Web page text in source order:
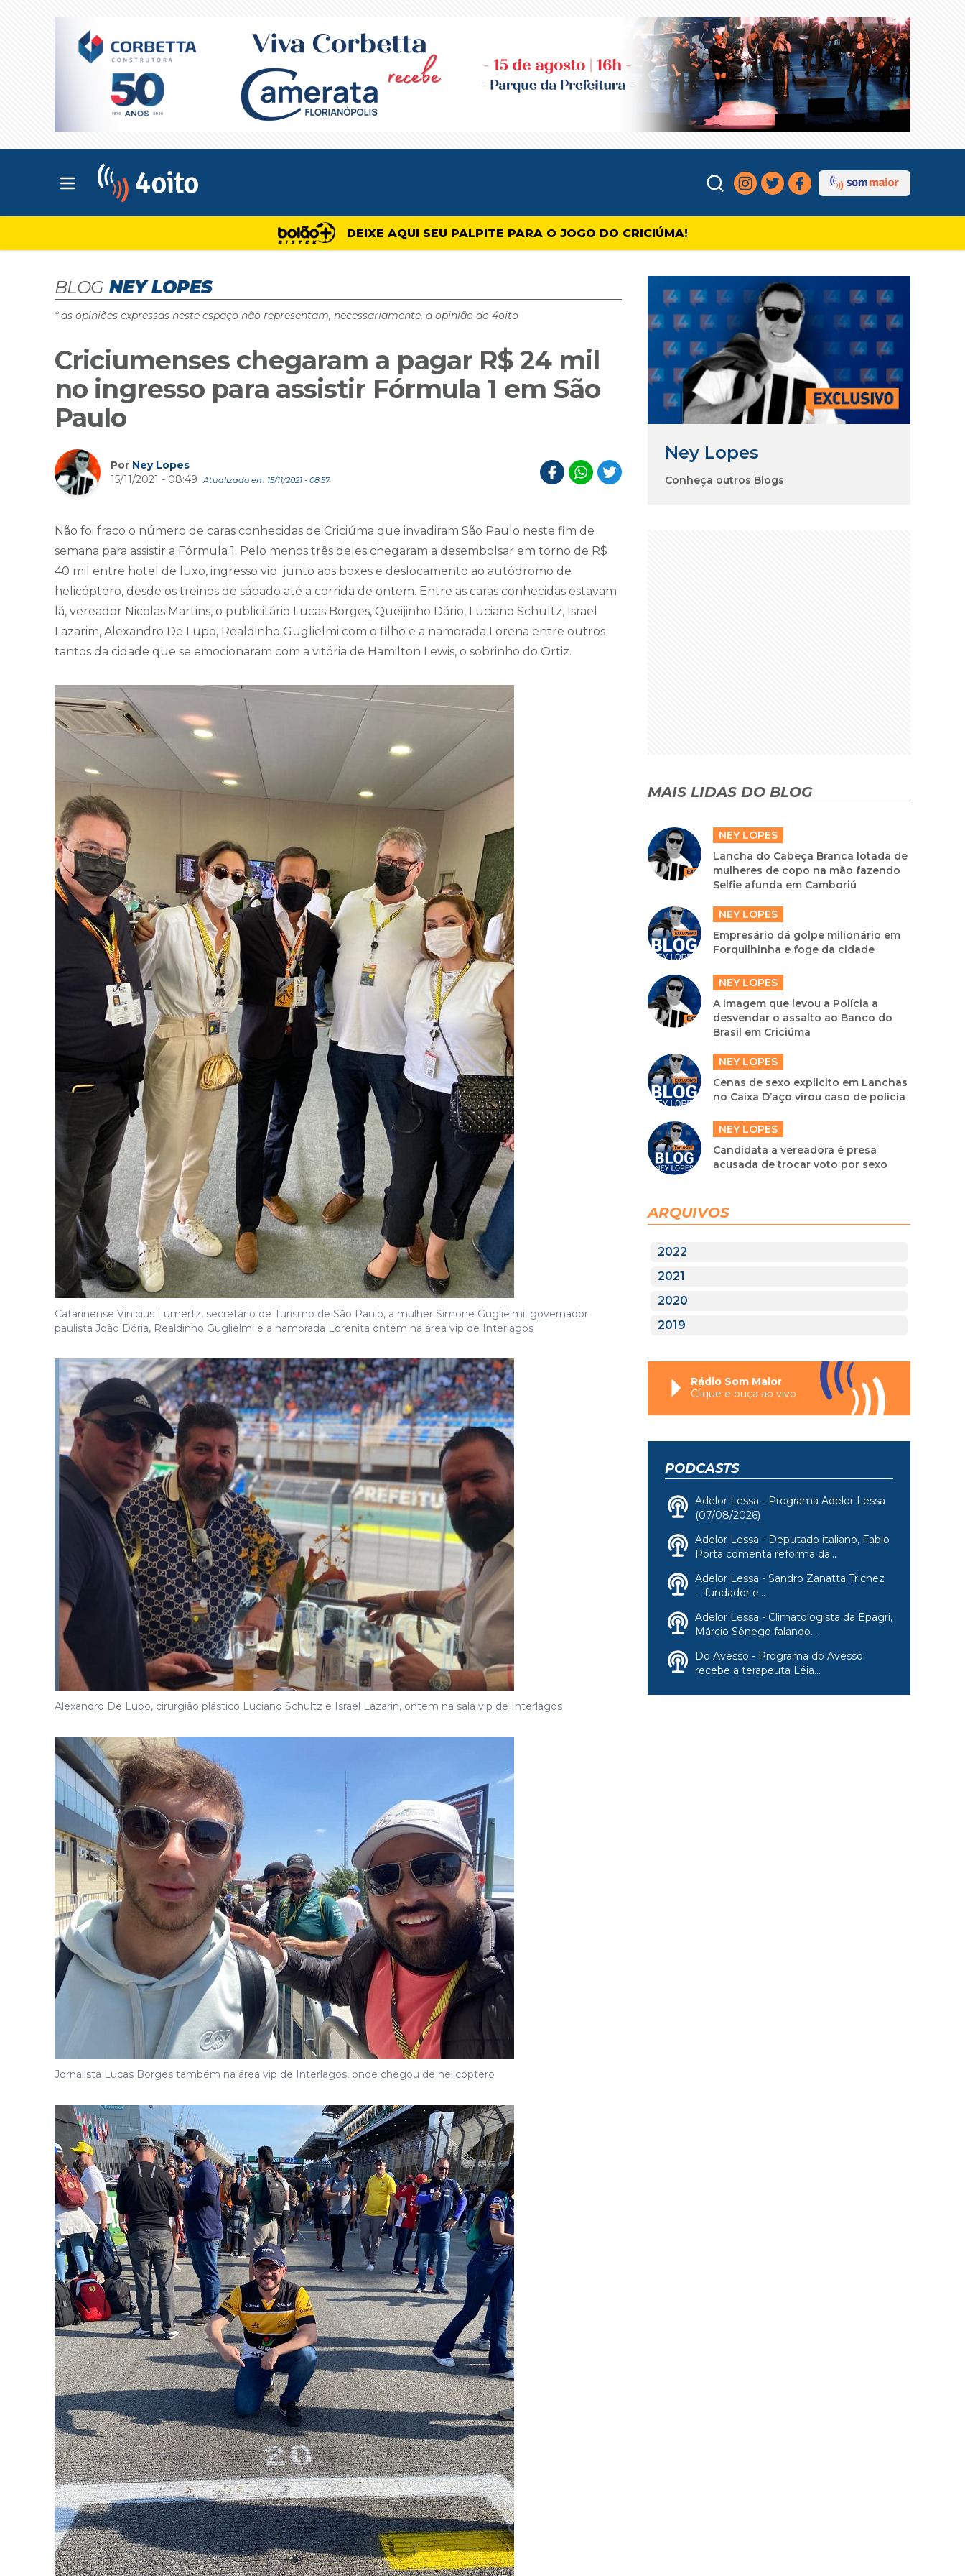
Abrir menu principal
DEIXE AQUI SEU PALPITE PARA O JOGO DO CRICIÚMA!
BLOG NEY LOPES
* as opiniões expressas neste espaço não representam, necessariamente, a opinião do 4oito
Criciumenses chegaram a pagar R$ 24 mil
no ingresso para assistir Fórmula 1 em São
Paulo
Por Ney Lopes
15/11/2021 - 08:49
Atualizado em 15/11/2021 - 08:57
Não foi fraco o número de caras conhecidas de Criciúma que invadiram São Paulo neste fim de
semana para assistir a Fórmula 1. Pelo menos três deles chegaram a desembolsar em torno de R$
40 mil entre hotel de luxo, ingresso vip junto aos boxes e deslocamento ao autódromo de
helicóptero, desde os treinos de sábado até a corrida de ontem. Entre as caras conhecidas estavam
lá, vereador Nicolas Martins, o publicitário Lucas Borges, Queijinho Dário, Luciano Schultz, Israel
Lazarim, Alexandro De Lupo, Realdinho Guglielmi com o filho e a namorada Lorena entre outros
tantos da cidade que se emocionaram com a vitória de Hamilton Lewis, o sobrinho do Ortiz.
Catarinense Vinicius Lumertz, secretário de Turismo de São Paulo, a mulher Simone Guglielmi, governador
paulista João Dória, Realdinho Guglielmi e a namorada Lorenita ontem na área vip de Interlagos
Alexandro De Lupo, cirurgião plástico Luciano Schultz e Israel Lazarin, ontem na sala vip de Interlagos
Jornalista Lucas Borges também na área vip de Interlagos, onde chegou de helicóptero
Ney Lopes
Conheça outros Blogs
MAIS LIDAS DO BLOG
NEY LOPES
Lancha do Cabeça Branca lotada de
mulheres de copo na mão fazendo
Selfie afunda em Camboriú
NEY LOPES
Empresário dá golpe milionário em
Forquilhinha e foge da cidade
NEY LOPES
A imagem que levou a Polícia a
desvendar o assalto ao Banco do
Brasil em Criciúma
NEY LOPES
Cenas de sexo explicito em Lanchas
no Caixa D’aço virou caso de polícia
NEY LOPES
Candidata a vereadora é presa
acusada de trocar voto por sexo
ARQUIVOS
2022
2021
2020
2019
Rádio Som Maior
Clique e ouça ao vivo
PODCASTS
Adelor Lessa - Programa Adelor Lessa
(07/08/2026)
Adelor Lessa - Deputado italiano, Fabio
Porta comenta reforma da...
Adelor Lessa - Sandro Zanatta Trichez
- fundador e...
Adelor Lessa - Climatologista da Epagri,
Márcio Sônego falando...
Do Avesso - Programa do Avesso
recebe a terapeuta Léia...